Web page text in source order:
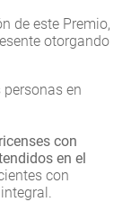
de este Premio,
otorgando
en
con
en el
con